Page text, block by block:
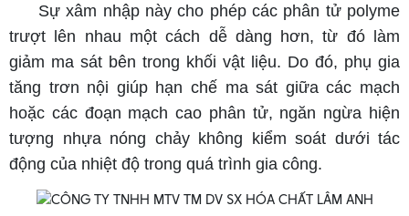
Sự xâm nhập này cho phép các phân tử polyme
trượt lên nhau một cách dễ dàng hơn, từ đó làm
giảm ma sát bên trong khối vật liệu. Do đó, phụ gia
tăng trơn nội giúp hạn chế ma sát giữa các mạch
hoặc các đoạn mạch cao phân tử, ngăn ngừa hiện
tượng nhựa nóng chảy không kiểm soát dưới tác
động của nhiệt độ trong quá trình gia công.